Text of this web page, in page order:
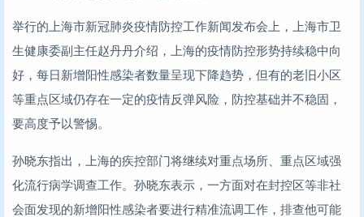
举行的上海市新冠肺炎疫情防控工作新闻发布会上，上海市卫
生健康委副主任赵丹丹介绍，上海的疫情防控形势持续稳中向
好，每日新增阳性感染者数量呈现下降趋势，但有的老旧小区
等重点区域仍存在一定的疫情反弹风险，防控基础并不稳固，
要高度予以警惕。
孙晓东指出，上海的疾控部门将继续对重点场所、重点区域强
化流行病学调查工作。孙晓东表示，一方面对在封控区等非社
会面发现的新增阳性感染者要进行精准流调工作，排查他可能